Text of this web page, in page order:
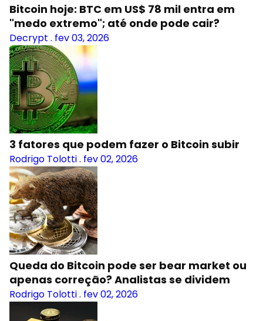
Bitcoin hoje: BTC em US$ 78 mil entra em
"medo extremo"; até onde pode cair?
Decrypt . fev 03, 2026
3 fatores que podem fazer o Bitcoin subir
Rodrigo Tolotti. fev 02, 2026
Queda do Bitcoin pode ser bear market ou
apenas correção? Analistas se dividem
Rodrigo Tolotti. fev 02, 2026